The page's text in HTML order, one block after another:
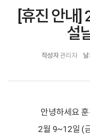
[휴진 안내
설
작성자관리자
안녕하세요
2월 9~12일 (